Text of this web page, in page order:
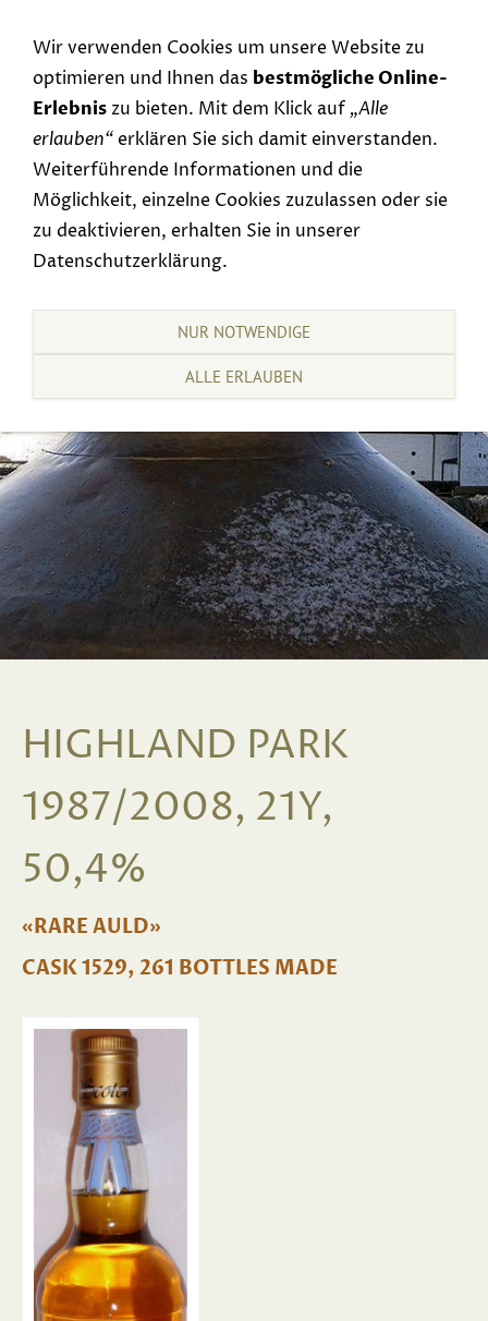
HIGHLAND PARK
1987/2008, 21Y,
50,4%
«RARE AULD»
CASK 1529, 261 BOTTLES MADE
Wir verwenden Cookies um unsere Website zu
optimieren und Ihnen das bestmögliche Online-
Erlebniszu bieten. Mit dem Klick auf „Alle
erlauben“erklären Sie sich damit einverstanden.
Weiterführende Informationen und die
Möglichkeit, einzelne Cookies zuzulassen oder sie
zu deaktivieren, erhalten Sie in unserer
Datenschutzerklärung.
NUR NOTWENDIGE
ALLE ERLAUBEN